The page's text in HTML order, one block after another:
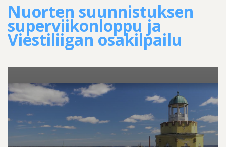
Nuorten suunnistuksen
superviikonloppu ja
Viestiliigan osakilpailu